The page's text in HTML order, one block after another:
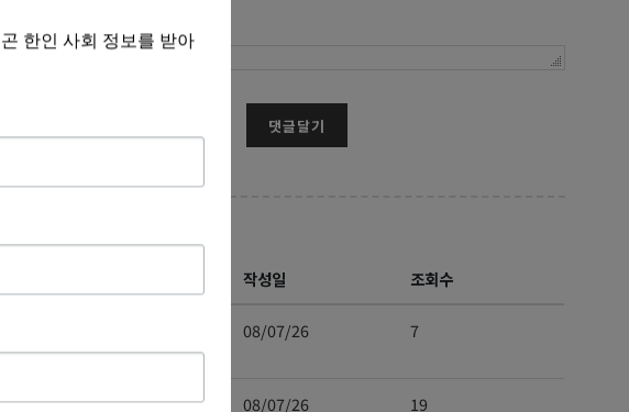
댓글달기
작성일 조회수
08/07/26 7
름만
$30000 08/07/26 19
한인 사회 정보를 받아